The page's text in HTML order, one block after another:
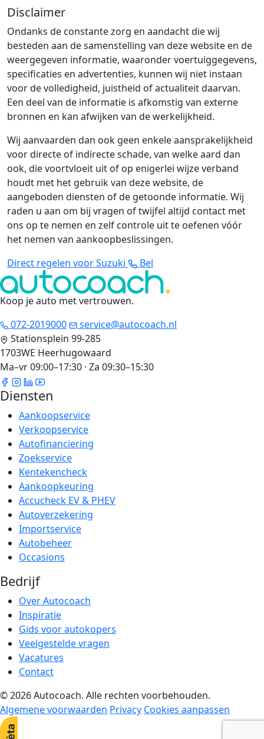
Disclaimer
Ondanks de constante zorg en aandacht die wij
besteden aan de samenstelling van deze website en de
weergegeven informatie, waaronder voertuiggegevens,
specificaties en advertenties, kunnen wij niet instaan
voor de volledigheid, juistheid of actualiteit daarvan.
Een deel van de informatie is afkomstig van externe
bronnen en kan afwijken van de werkelijkheid.
Wij aanvaarden dan ook geen enkele aansprakelijkheid
voor directe of indirecte schade, van welke aard dan
ook, die voortvloeit uit of op enigerlei wijze verband
houdt met het gebruik van deze website, de
aangeboden diensten of de getoonde informatie. Wij
raden u aan om bij vragen of twijfel altijd contact met
ons op te nemen en zelf controle uit te oefenen vóór
het nemen van aankoopbeslissingen.
Direct regelen voor Suzuki
Bel
Koop je auto met vertrouwen.
072-2019000
service@autocoach.nl
Stationsplein 99-285
1703WE Heerhugowaard
Ma–vr 09:00–17:30 · Za 09:30–15:30
Diensten
Aankoopservice
Verkoopservice
Autofinanciering
Zoekservice
Kentekencheck
Aankoopkeuring
Accucheck EV & PHEV
Autoverzekering
Importservice
Autobeheer
Occasions
Bedrijf
Over Autocoach
Inspiratie
Gids voor autokopers
Veelgestelde vragen
Vacatures
Contact
© 2026 Autocoach. Alle rechten voorbehouden.
Algemene voorwaarden Privacy Cookies aanpassen